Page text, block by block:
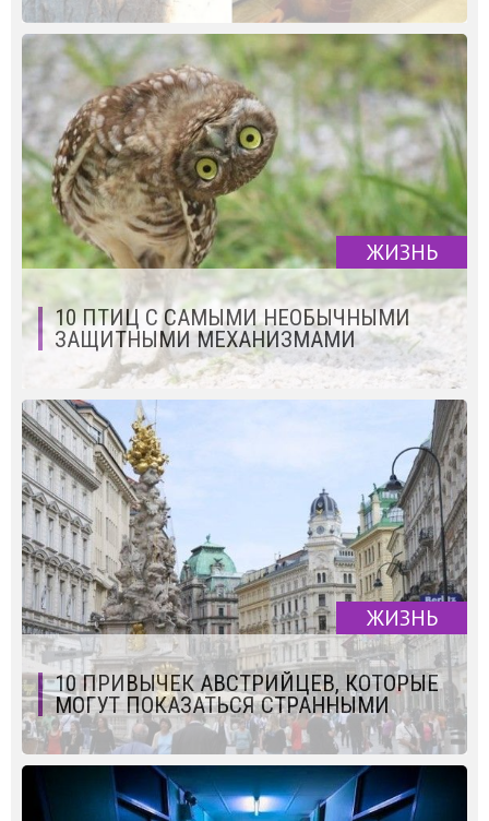
ЖИЗНЬ
10 ПТИЦ С САМЫМИ НЕОБЫЧНЫМИ
ЗАЩИТНЫМИ МЕХАНИЗМАМИ
ЖИЗНЬ
10 ПРИВЫЧЕК АВСТРИЙЦЕВ, КОТОРЫЕ
МОГУТ ПОКАЗАТЬСЯ СТРАННЫМИ